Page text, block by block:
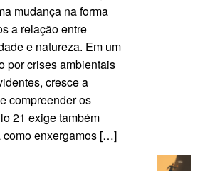
mudança na forma
a relação entre
e natureza. Em um
por crises ambientais
cresce a
compreender os
21 exige também
como enxergamos […]